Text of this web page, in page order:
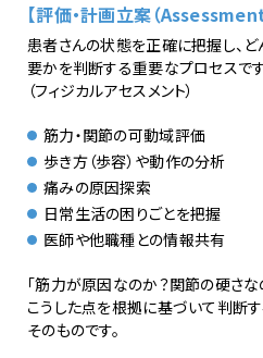
【評価・計画立案（Assessment
患者さんの状態を正確に把握し、
要かを判断する重要なプロセスです
（フィジカルアセスメント）
筋力・関節の可動域評価
歩き方（歩容）や動作の分析
痛みの原因探索
日常生活の困りごとを把握
医師や他職種との情報共有
「筋力が原因なのか？関節の硬さな
こうした点を根拠に基づいて判断
そのものです。